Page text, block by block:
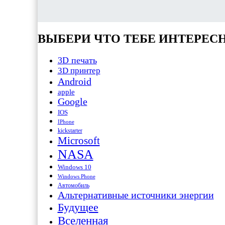
ВЫБЕРИ ЧТО ТЕБЕ
3D печать
3D принтер
Android
apple
Google
IOS
IPhone
kickstarter
Microsoft
NASA
Windows 10
Windows Phone
Автомобиль
Альтернативные источники энергии
Будущее
Вселенная